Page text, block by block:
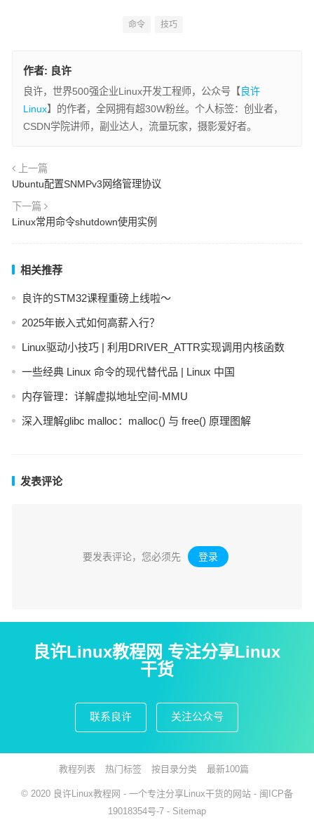
命令 技巧
作者: 良许
良许，世界500强企业Linux开发工程师，公众号【 良许
Linux】的作者，全网拥有超30W粉丝。个人标签：创业者，
CSDN学院讲师，副业达人，流量玩家，摄影爱好者。
上一篇
Ubuntu配置SNMPv3网络管理协议
下一篇
Linux常用命令shutdown使用实例
相关推荐
良许的STM32课程重磅上线啦～
2025年嵌入式如何高薪入行？
Linux驱动小技巧 | 利用DRIVER_ATTR实现调用内核函数
一些经典 Linux 命令的现代替代品 | Linux 中国
内存管理：详解虚拟地址空间-MMU
深入理解glibc malloc：malloc() 与 free() 原理图解
发表评论
要发表评论，您必须先 登录 。
良许Linux教程网 专注分享Linux
干货
联系良许 关注公众号
教程列表 热门标签 按目录分类 最新100篇
© 2020 良许Linux教程网 - 一个专注分享Linux干货的网站 - 闽ICP备
19018354号-7 - Sitemap